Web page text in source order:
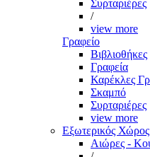
Συρταριέρες
/
view more
Γραφείο
Βιβλιοθήκες
Γραφεία
Καρέκλες
Σκαμπό
Συρταριέρες
view more
Εξωτερικός
Αιώρες -